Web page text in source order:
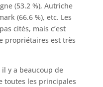
(53.2 %), Autriche
(66.6 %), etc. Les
cités, mais c’est
propriétaires est très
y a beaucoup de
toutes les principales